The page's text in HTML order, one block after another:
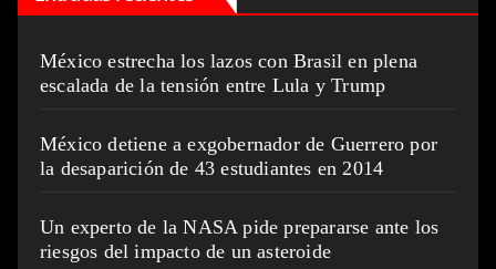
México estrecha los lazos con Brasil en plena
escalada de la tensión entre Lula y Trump
México detiene a exgobernador de Guerrero por
la desaparición de 43 estudiantes en 2014
Un experto de la NASA pide prepararse ante los
riesgos del impacto de un asteroide